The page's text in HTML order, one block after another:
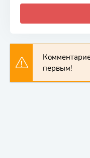
первым!